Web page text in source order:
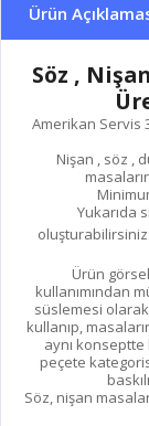
Ürün
Söz ,
Amerikan Servis
Nişan , söz ,
Yukarıda
oluşturabilirsiniz.
Ürün
kullanımından
süslemesi
kullanıp,
aynı konseptte
peçete
Söz, nişan